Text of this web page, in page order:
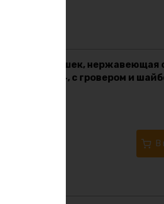
Клемма-барашек, нержавеющая
марки aisi 304, с гровером и
В